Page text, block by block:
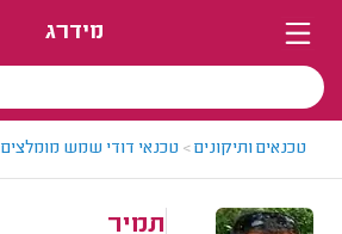
מידרג
טכנאים ותיקונים> טכנאי דודי שמש מומלצים
תמיר